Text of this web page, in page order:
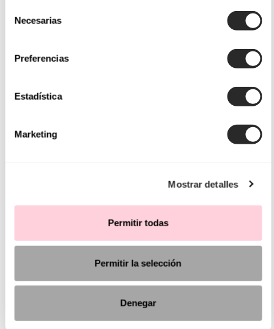
Necesarias
Preferencias
Estadística
Marketing
Mostrar detalles
Permitir todas
Permitir la selección
Denegar